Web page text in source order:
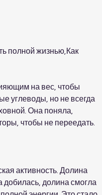
полной жизнью,Как
на вес, чтобы
углеводы, но не всегда
Она поняла,
чтобы не переедать.
активность. Долина
добилась, долина смогла